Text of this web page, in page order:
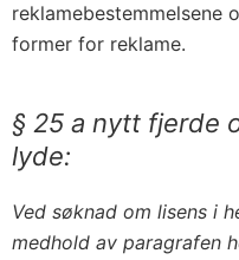
reklamebestemmelsene
former for reklame.
§ 25 a nytt fjerde
lyde:
Ved søknad om lisens i
medhold av paragrafen